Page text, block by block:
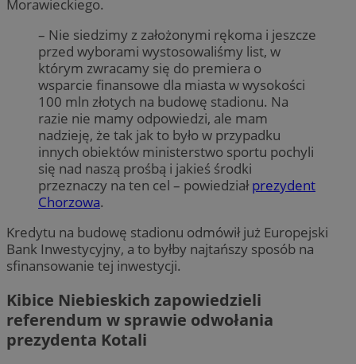
Morawieckiego.
– Nie siedzimy z założonymi rękoma i jeszcze
przed wyborami wystosowaliśmy list, w
którym zwracamy się do premiera o
wsparcie finansowe dla miasta w wysokości
100 mln złotych na budowę stadionu. Na
razie nie mamy odpowiedzi, ale mam
nadzieję, że tak jak to było w przypadku
innych obiektów ministerstwo sportu pochyli
się nad naszą prośbą i jakieś środki
przeznaczy na ten cel – powiedziałprezydent
Chorzowa.
Kredytu na budowę stadionu odmówił już Europejski
Bank Inwestycyjny, a to byłby najtańszy sposób na
sfinansowanie tej inwestycji.
Kibice Niebieskich zapowiedzieli
referendum w sprawie odwołania
prezydenta Kotali